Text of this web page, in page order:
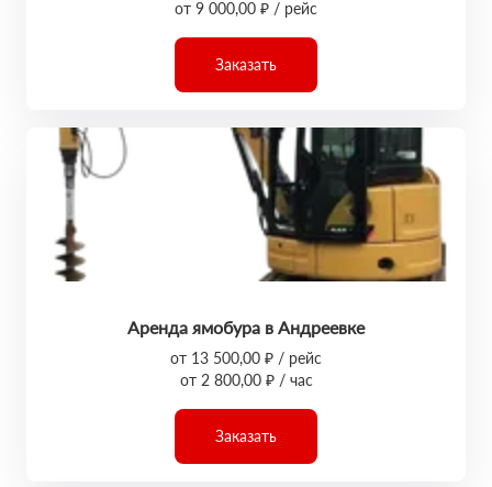
от 9 000,00 ₽ / рейс
Заказать
Аренда ямобура в Андреевке
от 13 500,00 ₽ / рейс
от 2 800,00 ₽ / час
Заказать